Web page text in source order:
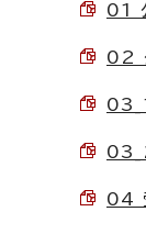
01
02
04